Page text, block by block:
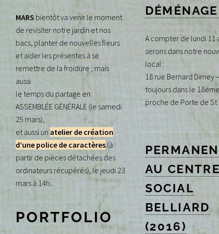
MARS bientôt va venir le moment
de revisiter notre jardin et nos
bacs, planter de nouvelles fleurs
et aider les présentes à se
remettre de la froidure ; mais
aussi
le temps du partage en
ASSEMBLÉE GÉNÉRALE (le samedi
25 mars),
et aussi un atelier de création
d’une police de caractères.(à
partir de pièces détachées des
ordinateurs récupérés), le jeudi 23
mars à 14h..
PORTFOLIO
A compter de lundi 11
serons dans notre
local :
18 rue Bernard Dimey
toujours dans le
proche de Porte de St
AU
SOCIAL
BELLIARD
(2016)